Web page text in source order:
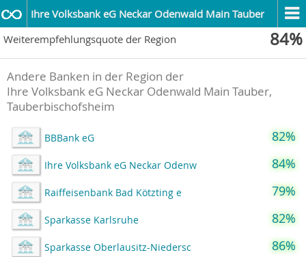
Ihre Volksbank eG Neckar Odenwald Main Tauber
Weiterempfehlungsquote der Region
84%
Andere Banken in der Region der
Ihre Volksbank eG Neckar Odenwald Main Tauber,
Tauberbischofsheim
BBBank eG 82%
Ihre Volksbank eG Neckar Odenw 84%
Raiffeisenbank Bad Kötzting e 79%
Sparkasse Karlsruhe 82%
Sparkasse Oberlausitz-Niedersc 86%